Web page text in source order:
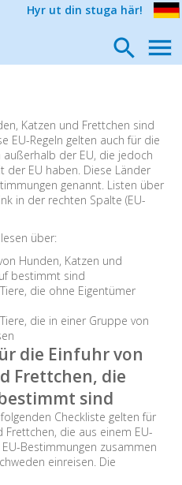
Hyr ut din stuga här!
Katzen und Frettchen sind
EU-Regeln gelten auch für die
außerhalb der EU, die jedoch
der EU haben. Diese Länder
genannt. Listen über
in der rechten Spalte (EU-
über:
Hunden, Katzen und
bestimmt sind
die ohne Eigentümer
die in einer Gruppe von
die Einfuhr von
Frettchen, die
sind
Checkliste gelten für
die aus einem EU-
Bestimmungen zusammen
einreisen. Die